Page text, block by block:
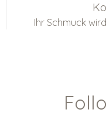
Ihr Schmuck